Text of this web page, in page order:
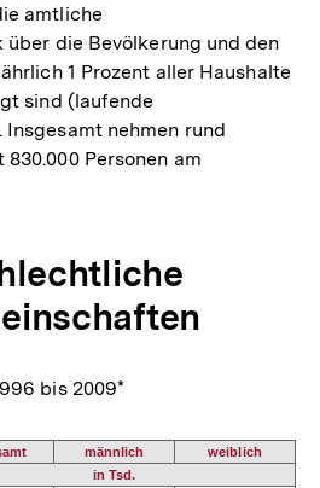
amtliche
die Bevölkerung und den
1 Prozent aller Haushalte
sind (laufende
nehmen rund
Personen am
bis 2009*
männlich
weiblich
in Tsd.